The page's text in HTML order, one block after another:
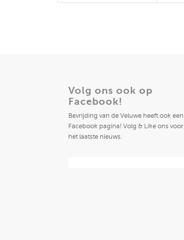
Volg ons ook op
Facebook!
Bevrijding van de Veluwe heeft ook een
Facebook pagina! Volg & Like ons voor
het laatste nieuws.